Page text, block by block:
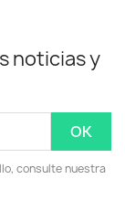
noticias y
consulte nuestra